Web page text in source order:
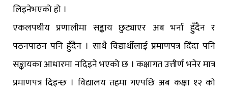
लिइनेभएको हो ।
एकलपथीय प्रणालीमा सङ्काय छुट्याएर अब भर्ना हुुँदैन र
पठनपाठन पनि हुँदैन । साथै विद्यार्थीलाई प्रमाणपत्र दिँदा पनि
सङ्कायका आधारमा नदिइने भएको छ । कक्षागत उत्तीर्ण भनेर मात्र
प्रमाणपत्र दिइन्छ । विद्यालय तहमा गएपछि अब कक्षा १२ को